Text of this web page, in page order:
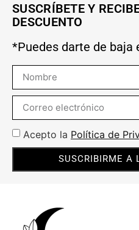
SUSCRÍBETE Y
DESCUENTO
*Puedes darte de
Acepto la Política de
SUSCRIBIRME A